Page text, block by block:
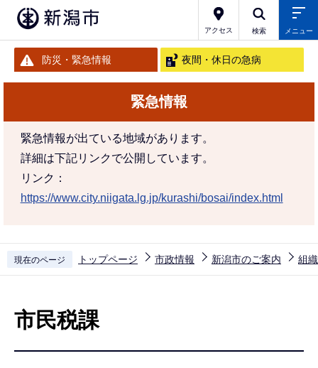
アクセス 検索 メニュー
防災・緊急情報 夜間・休日の急病
緊急情報
緊急情報が出ている地域があります。
詳細は下記リンクで公開しています。
リンク：
https://www.city.niigata.lg.jp/kurashi/bosai/index.html
現在のページ トップページ 市政情報 新潟市のご案内 組
市民税課